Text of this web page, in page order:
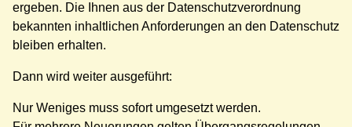
ergeben. Die Ihnen aus der Datenschutzverordnung
bekannten inhaltlichen Anforderungen an den Datenschutz
bleiben erhalten.
Dann wird weiter ausgeführt:
Nur Weniges muss sofort umgesetzt werden.